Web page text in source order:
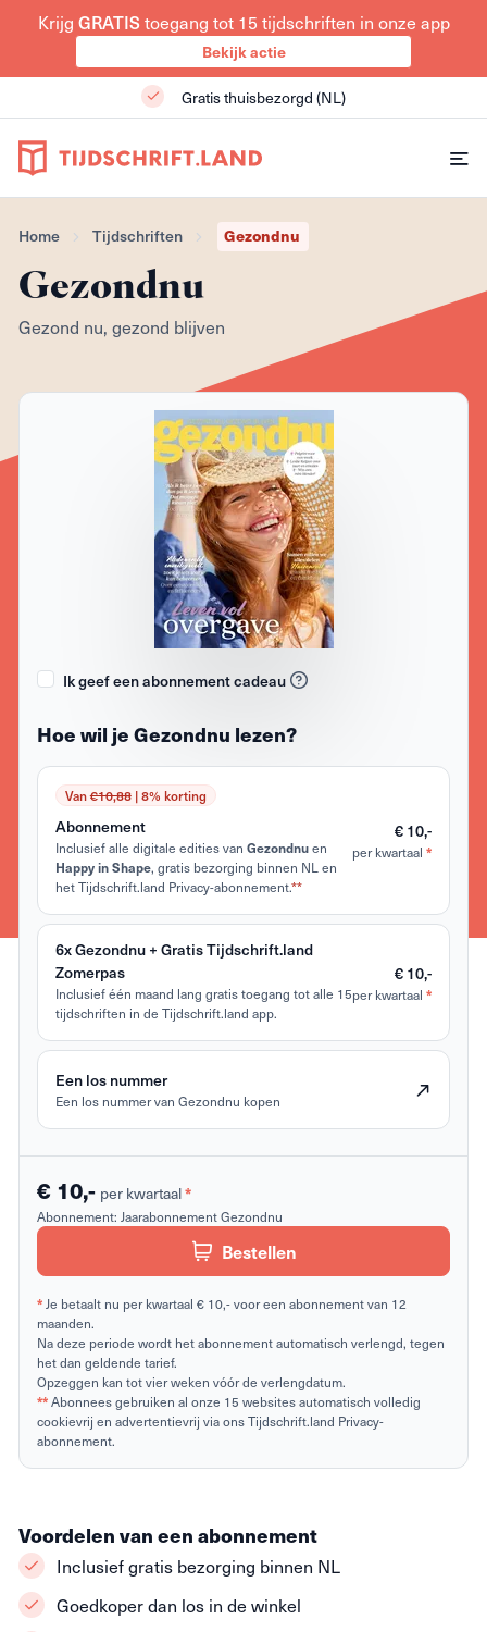
Krijg GRATIStoegang tot 15 tijdschriften in onze app
Bekijk actie
Gratis thuisbezorgd (NL)
Home Tijdschriften Gezondnu
Gezondnu
Gezond nu, gezond blijven
Ik geef een abonnement cadeau
Hoe wil je Gezondnu lezen?
Van€10,88| 8% korting
Abonnement
Inclusief alle digitale edities van Gezondnuen
Happy in Shape, gratis bezorging binnen NL en
het Tijdschrift.land Privacy-abonnement.**
€ 10,-
per kwartaal *
6x Gezondnu + Gratis Tijdschrift.land
Zomerpas
Inclusief één maand lang gratis toegang tot alle 15
tijdschriften in de Tijdschrift.land app.
€ 10,-
per kwartaal *
Een los nummer
Een los nummer van Gezondnu kopen
€ 10,- per kwartaal*
Abonnement: Jaarabonnement Gezondnu
Bestellen
*Je betaalt nu per kwartaal € 10,- voor een abonnement van 12
maanden.
Na deze periode wordt het abonnement automatisch verlengd, tegen
het dan geldende tarief.
Opzeggen kan tot vier weken vóór de verlengdatum.
**Abonnees gebruiken al onze 15 websites automatisch volledig
cookievrij en advertentievrij via ons Tijdschrift.land Privacy-
abonnement.
Voordelen van een abonnement
Inclusief gratis bezorging binnen NL
Goedkoper dan los in de winkel